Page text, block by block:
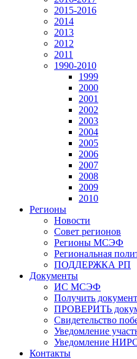
2015-2016
2014
2013
2012
2011
1990-2010
1999
2000
2001
2002
2003
2004
2005
2006
2007
2008
2009
2010
Регионы
Новости
Совет регионов
Регионы МСЭФ
Региональная
ПОДДЕРЖКА РП
Документы
ИС МСЭФ
Получить
ПРОВЕРИТЬ
Свидетельство
Уведомление
Уведомление
Контакты